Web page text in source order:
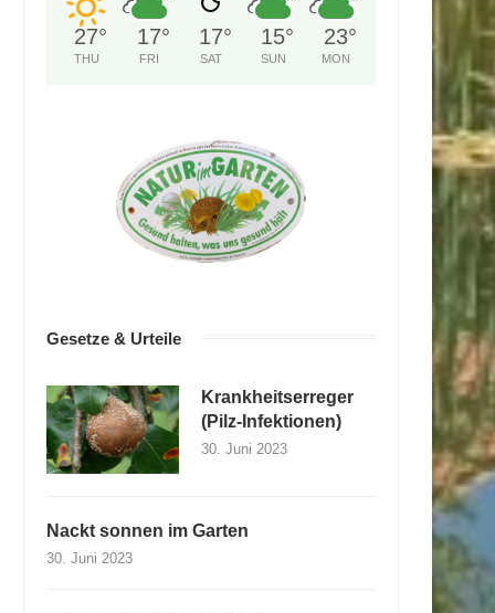
27°
THU
17°
FRI
17°
SAT
15°
SUN
23°
MON
Gesetze & Urteile
Krankheitserreger
(Pilz-Infektionen)
30. Juni 2023
Nackt sonnen im Garten
30. Juni 2023